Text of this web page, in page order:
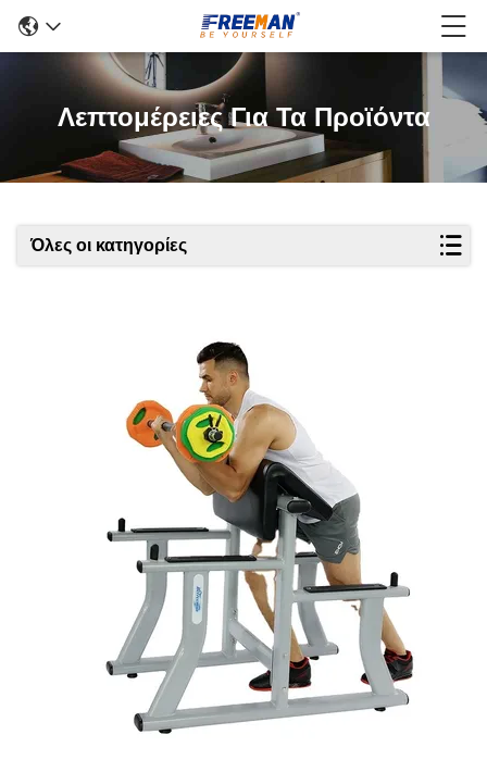
Λεπτομέρειες Για Τα Προϊόντα
Όλες οι κατηγορίες